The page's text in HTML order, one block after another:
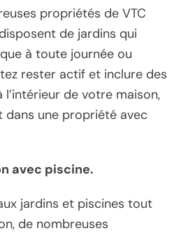
propriétés de VTC
de jardins qui
à toute journée ou
rester actif et inclure des
de votre maison,
dans une propriété avec
avec piscine.
jardins et piscines tout
de nombreuses